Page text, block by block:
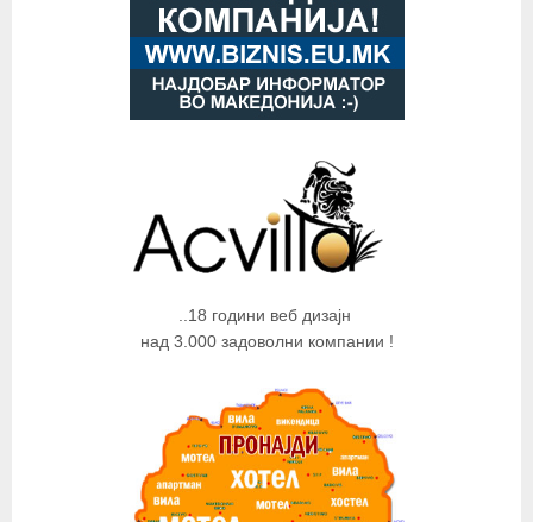
..18 години веб дизајн
над 3.000 задоволни компании !